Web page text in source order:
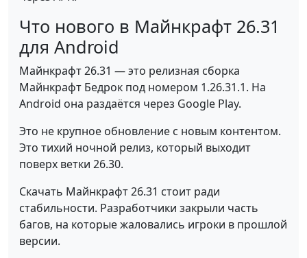
Что нового в Майнкрафт 26.31
для Android
Майнкрафт 26.31 — это релизная сборка
Майнкрафт Бедрок под номером 1.26.31.1. На
Android она раздаётся через Google Play.
Это не крупное обновление с новым контентом.
Это тихий ночной релиз, который выходит
поверх ветки 26.30.
Скачать Майнкрафт 26.31 стоит ради
стабильности. Разработчики закрыли часть
багов, на которые жаловались игроки в прошлой
версии.